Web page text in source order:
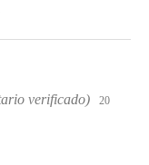
verificado)
20